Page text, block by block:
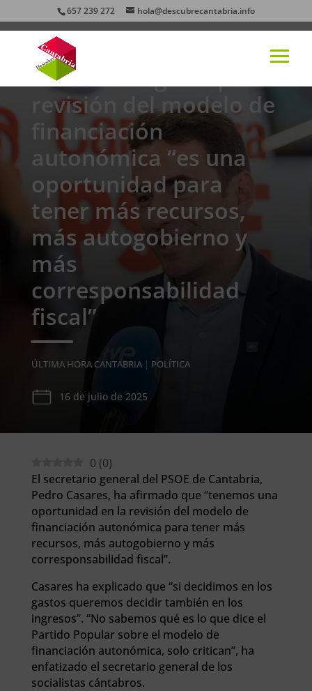
657 239 272 hola@descubrecantabria.info
El PSOE asegura que la
revisión del modelo de
financiación
autonómica “es una
oportunidad para
tener más recursos,
más autogobierno y
más
corresponsabilidad
fiscal”
ÚLTIMA HORA CANTABRIA| POLÍTICA
16 de julio de 2025
0 (0)
El secretario general del PSOE de Cantabria,
Pedro Casares, ha afirmado que “tenemos una
oportunidad en la revisión del modelo de
financiación autonómica para tener más
recursos, más autogobierno y más
corresponsabilidad fiscal”.
Casares ha explicado que “si decidimos en los
gastos queremos decidir también en los
ingresos”. “No sabemos qué es lo que dice el
Partido Popular sobre el modelo de
financiación autonómica, solo critican”, ha
enfatizado el secretario general de los
socialistas cántabros.